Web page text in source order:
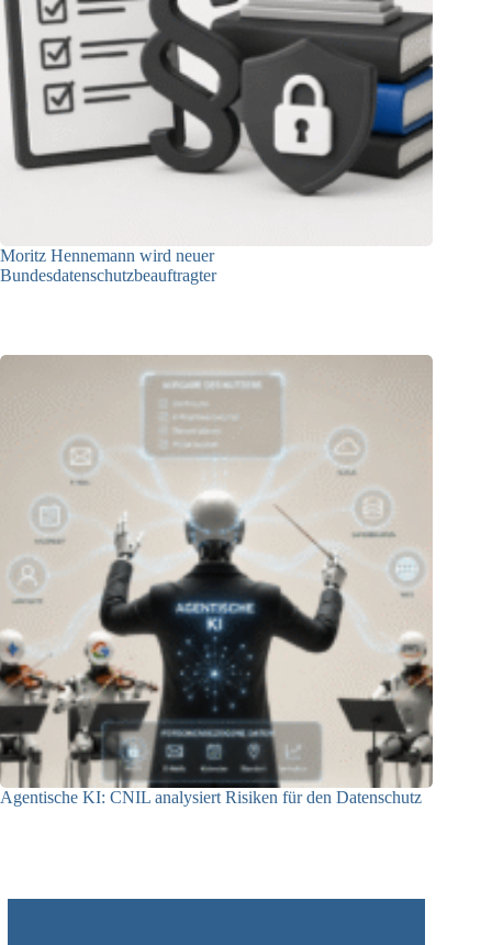
Moritz Hennemann wird neuer
Bundesdatenschutzbeauftragter
Agentische KI: CNIL analysiert Risiken für den Datenschutz